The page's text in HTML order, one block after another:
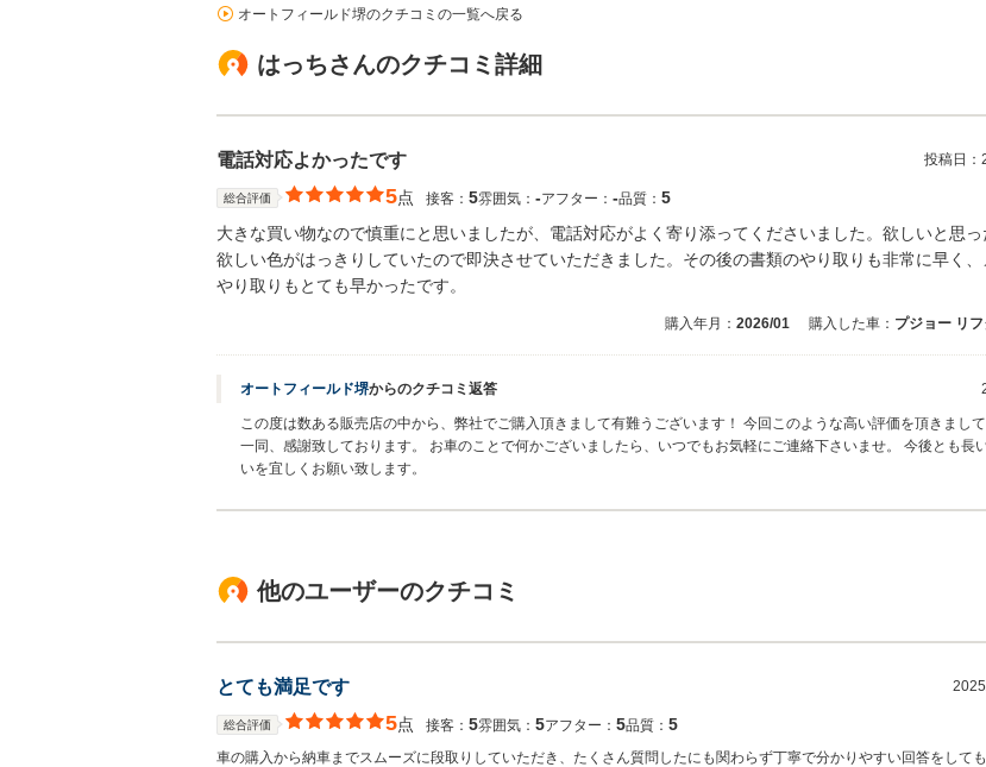
オートフィールド堺のクチコミの一覧へ戻る
はっちさんのクチコミ詳細
電話対応よかったです 投稿日：
総合評価 5点 接客： 5雰囲気： ‐アフター： ‐品質： 5
大きな買い物なので慎重にと思いましたが、電話対応がよく寄り添ってくださいました。欲しいと思
欲しい色がはっきりしていたので即決させていただきました。その後の書類のやり取りも非常に早く
やり取りもとても早かったです。
購入年月： 2026/01 購入した車： プジョー リ
オートフィールド堺からのクチコミ返答
この度は数ある販売店の中から、弊社でご購入頂きまして有難うございます！ 今回このような高い評価を頂きまし
一同、感謝致しております。 お車のことで何かございましたら、いつでもお気軽にご連絡下さいませ。 今後とも長
いを宜しくお願い致します。
他のユーザーのクチコミ
とても満足です
総合評価 5点 接客： 5雰囲気： 5アフター： 5品質： 5
車の購入から納車までスムーズに段取りしていただき、たくさん質問したにも関わらず丁寧で分かりやすい回答をして